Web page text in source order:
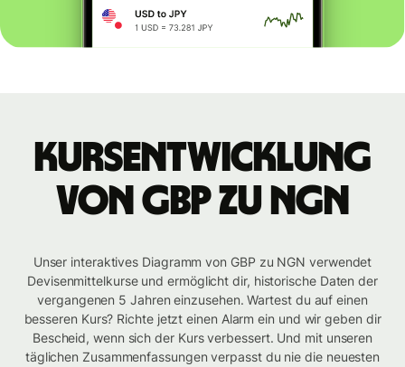
Kursentwicklung
von GBP zu NGN
Unser interaktives Diagramm von GBP zu NGN verwendet
Devisenmittelkurse und ermöglicht dir, historische Daten der
vergangenen 5 Jahren einzusehen. Wartest du auf einen
besseren Kurs? Richte jetzt einen Alarm ein und wir geben dir
Bescheid, wenn sich der Kurs verbessert. Und mit unseren
täglichen Zusammenfassungen verpasst du nie die neuesten